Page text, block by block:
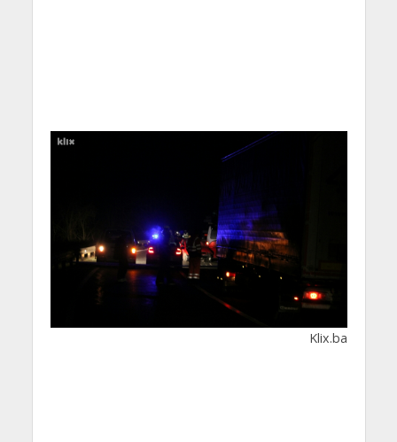
Klix.ba